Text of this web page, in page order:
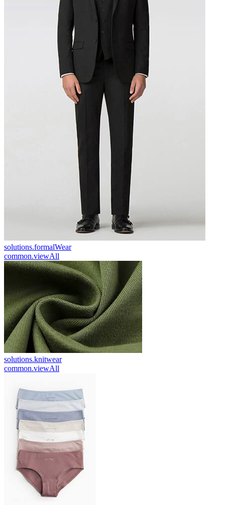
solutions.formalWear
common.viewAll
solutions.knitwear
common.viewAll